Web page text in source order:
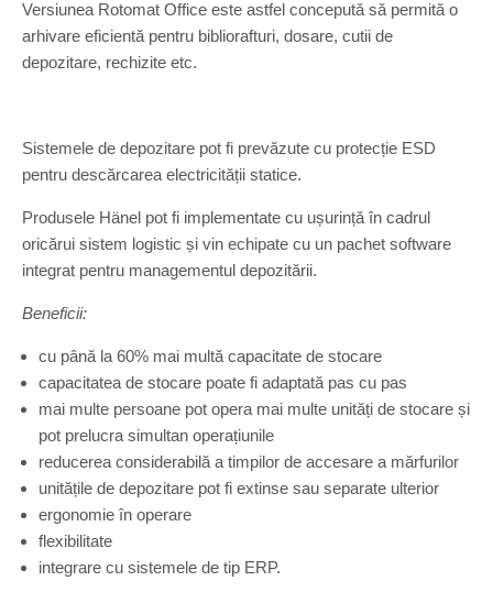
Versiunea Rotomat Office este astfel concepută să permită o
arhivare eficientă pentru bibliorafturi, dosare, cutii de
depozitare, rechizite etc.
Sistemele de depozitare pot fi prevăzute cu protecție ESD
pentru descărcarea electricității statice.
Produsele Hänel pot fi implementate cu ușurință în cadrul
oricărui sistem logistic și vin echipate cu un pachet software
integrat pentru managementul depozitării.
Beneficii:
cu până la 60% mai multă capacitate de stocare
capacitatea de stocare poate fi adaptată pas cu pas
mai multe persoane pot opera mai multe unități de stocare și
pot prelucra simultan operațiunile
reducerea considerabilă a timpilor de accesare a mărfurilor
unitățile de depozitare pot fi extinse sau separate ulterior
ergonomie în operare
flexibilitate
integrare cu sistemele de tip ERP.